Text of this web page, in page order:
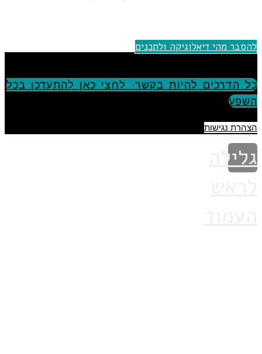
להסבר מהי דיאלוגיקה ולתכנים
כל הדרכים להיות בקשר- לחצי כאן להתעדכן בכל
השפע
הצהרת נגישות
גלילה